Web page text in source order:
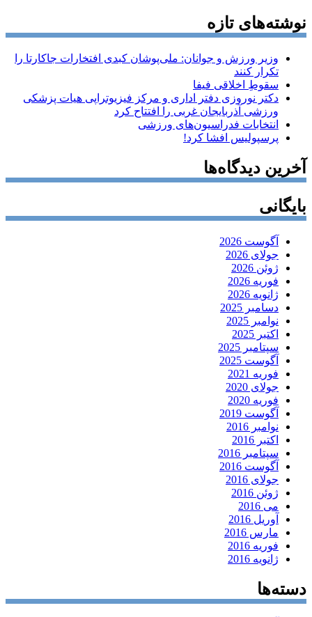
نوشته‌های تازه
وزیر ورزش و جوانان: ملی‌پوشان کبدی افتخارات جاکارتا را
تکرار کنند
سقوطِ اخلاقی فیفا
دکتر نوروزی دفتر اداری و مرکز فیزیوتراپی هیات پزشکی
ورزشی آذربایجان غربی را افتتاح کرد
انتخابات فدراسیون‌های ورزشی
پرسپولیس افشا کرد!
آخرین دیدگاه‌ها
بایگانی
آگوست 2026
جولای 2026
ژوئن 2026
فوریه 2026
ژانویه 2026
دسامبر 2025
نوامبر 2025
اکتبر 2025
سپتامبر 2025
آگوست 2025
فوریه 2021
جولای 2020
فوریه 2020
آگوست 2019
نوامبر 2016
اکتبر 2016
سپتامبر 2016
آگوست 2016
جولای 2016
ژوئن 2016
می 2016
آوریل 2016
مارس 2016
فوریه 2016
ژانویه 2016
دسته‌ها